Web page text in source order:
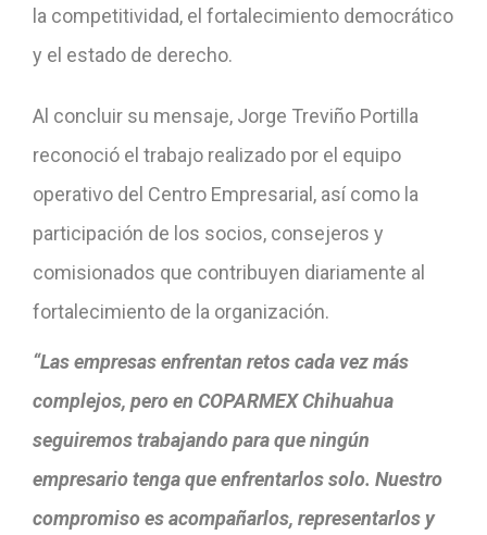
la competitividad, el fortalecimiento democrático
y el estado de derecho.
Al concluir su mensaje, Jorge Treviño Portilla
reconoció el trabajo realizado por el equipo
operativo del Centro Empresarial, así como la
participación de los socios, consejeros y
comisionados que contribuyen diariamente al
fortalecimiento de la organización.
“Las empresas enfrentan retos cada vez más
complejos, pero en COPARMEX Chihuahua
seguiremos trabajando para que ningún
empresario tenga que enfrentarlos solo. Nuestro
compromiso es acompañarlos, representarlos y